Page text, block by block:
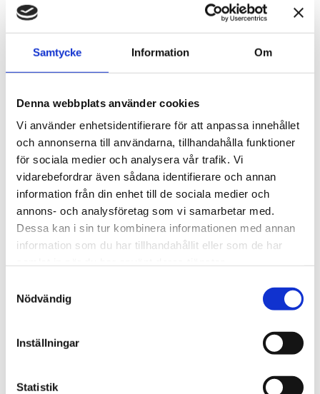
Samtycke Information Om
Denna webbplats använder cookies
Vi använder enhetsidentifierare för att anpassa innehållet
och annonserna till användarna, tillhandahålla funktioner
för sociala medier och analysera vår trafik. Vi
vidarebefordrar även sådana identifierare och annan
information från din enhet till de sociala medier och
annons- och analysföretag som vi samarbetar med.
Dessa kan i sin tur kombinera informationen med annan
information som du har tillhandahållit eller som de har
Nödvändig
Inställningar
Statistik
S.T. Dupont D-Line Pennetui
Pennetui för 1 penna
Antal
+
-
Lagerstatus
Artikelnr
26180017
Tillverkare
S.T. Dupont
Visa alla produkter från S.T. Dupont
Stilrent pennetui för 1 penna.